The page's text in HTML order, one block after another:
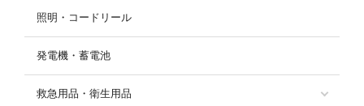
照明・コードリール
発電機・蓄電池
救急用品・衛生用品